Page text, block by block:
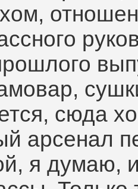
сюда
арсенал
я думаю,